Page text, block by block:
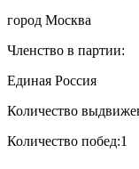
город Москва
Членство в партии:
Единая Россия
Количество
Количество побед:1